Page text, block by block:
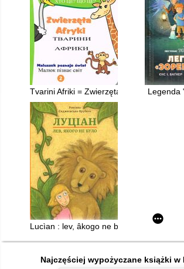
Tvarini Afriki = Zwierzęta Afryki Legenda
Lucìan : lev, âkogo ne bulo
Najczęściej wypożyczane książki